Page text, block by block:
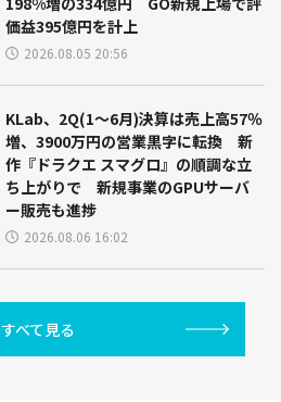
価益395億円を計上
2026.08.05 20:56
KLab、2Q(1～6月)決算は売上高57％
増、3900万円の営業黒字に転換 新
作『ドラクエ スマグロ』の順調な立
ち上がりで 新規事業のGPUサーバ
ー販売も進捗
2026.08.06 16:02
すべて見る